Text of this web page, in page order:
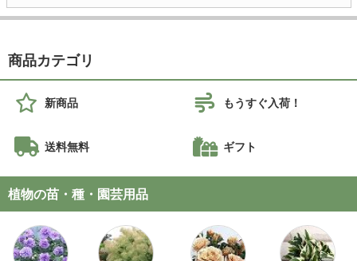
商品カテゴリ
新商品 もうすぐ入荷！
送料無料 ギフト
植物の苗・種・園芸用品